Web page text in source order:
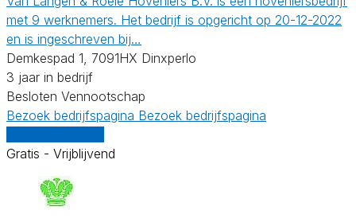
met 9 werknemers. Het bedrijf is opgericht op 20-12-2022
en is ingeschreven bij…
Demkespad 1, 7091HX Dinxperlo
3 jaar in bedrijf
Besloten Vennootschap
Bezoek bedrijfspagina Bezoek bedrijfspagina
Gratis - Vrijblijvend